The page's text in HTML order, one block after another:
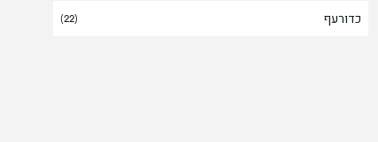
אירופה
כדורעף (22)